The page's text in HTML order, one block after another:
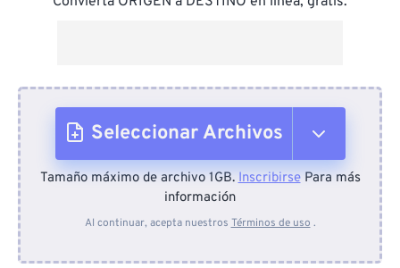
Seleccionar Archivos
Desde el dispositivo
Tamaño máximo de archivo 1GB.InscribirsePara más
información
Al continuar, acepta nuestros Términos de uso .